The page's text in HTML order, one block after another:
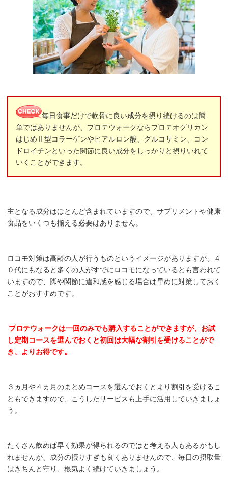
毎日食事だけで軟骨に良い成分を摂り続けるのは簡
単ではありませんが、プロテウォークならプロテオグリカン
はじめⅡ型コラーゲンやヒアルロン酸、グルコサミン、コン
ドロイチンといった関節に良い成分をしっかりと摂りいれて
いくことができます。
主となる成分はほとんど含まれていますので、サプリメントや健康
食品をいくつも揃える必要はありません。
ロコモ対策は高齢の人が行うものというイメージがありますが、４
０代にもなると多くの人がすでにロコモになっているとも言われて
いますので、脚や関節に違和感を感じる場合は早めに対策しておく
ことがおすすめです。
プロテウォークは一回のみでも購入することができますが、お試
し定期コースを選んでおくと初回は大幅な割引を受けることがで
き、よりお得です。
３ヵ月や４ヵ月のまとめコースを選んでおくとより割引を受けるこ
ともできますので、こうしたサービスも上手に活用していきましょ
う。
たくさん飲めば早く効果が得られるのではと考える人もあるかもし
れませんが、成分の摂りすぎも良くありませんので、毎日の摂取量
はきちんと守り、根気よく続けていきましょう。